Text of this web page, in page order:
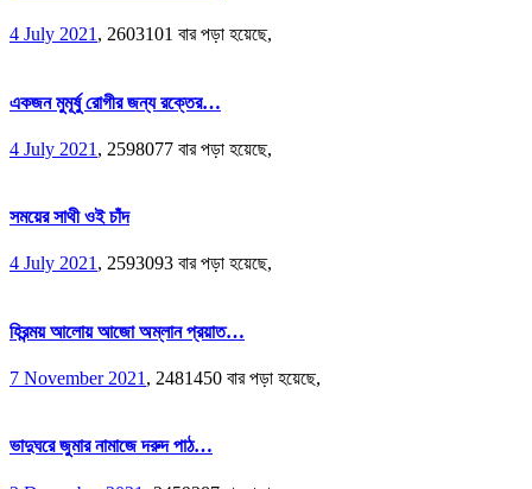
4 July 2021, 2603101 বার পড়া হয়েছে,
একজন মুমূর্ষু রোগীর জন্য রক্তের…
4 July 2021 , 2598077 বার পড়া হয়েছে,
সময়ের সাথী ওই চাঁদ
4 July 2021, 2593093 বার পড়া হয়েছে,
হিরন্ময় আলোয় আজো অম্লান প্রয়াত…
7 November 2021 , 2481450 বার পড়া হয়েছে,
ভাদুঘরে জুমার নামাজে দরুদ পাঠ…